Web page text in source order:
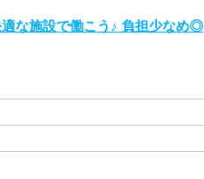
な施設で働こう♪ 負担少なめ◎